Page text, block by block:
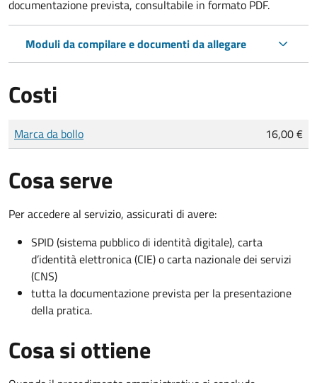
documentazione prevista, consultabile in formato PDF.
Moduli da compilare e documenti da allegare
Costi
Tipo di pagamento
Importo
Marca da bollo 16,00 €
Cosa serve
Per accedere al servizio, assicurati di avere:
SPID (sistema pubblico di identità digitale), carta
d’identità elettronica (CIE) o carta nazionale dei servizi
(CNS)
tutta la documentazione prevista per la presentazione
della pratica.
Cosa si ottiene